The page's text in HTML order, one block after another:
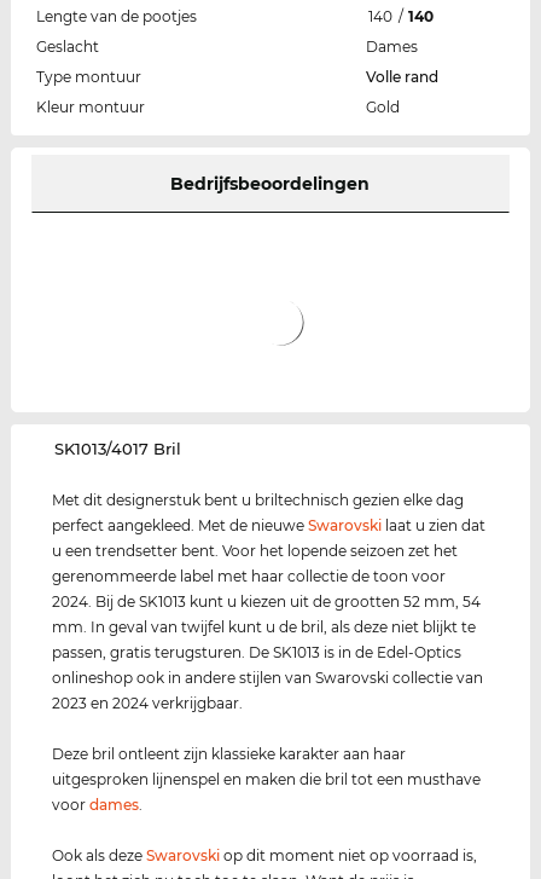
Lengte van de pootjes
140 / 140
Geslacht
Dames
Type montuur
Volle rand
Kleur montuur
Gold
Bedrijfsbeoordelingen
‌SK1013/4017 Bril
Met dit designerstuk bent u briltechnisch gezien elke dag
perfect aangekleed. Met de nieuweSwarovski laat u zien dat
u een trendsetter bent. Voor het lopende seizoen zet het
gerenommeerde label met haar collectie de toon voor
2024. Bij de SK1013 kunt u kiezen uit de grootten 52 mm, 54
mm. In geval van twijfel kunt u de bril, als deze niet blijkt te
passen, gratis terugsturen. De SK1013 is in de Edel-Optics
onlineshop ook in andere stijlen van Swarovski collectie van
2023 en 2024 verkrijgbaar.
Deze bril ontleent zijn klassieke karakter aan haar
uitgesproken lijnenspel en maken die bril tot een musthave
voordames.
Ook als dezeSwarovski op dit moment niet op voorraad is,